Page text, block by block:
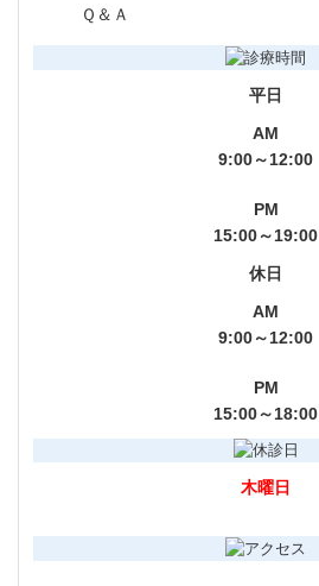
Ｑ＆Ａ
平日
AM
9:00～12:00
PM
15:00～19:00
休日
AM
9:00～12:00
PM
15:00～18:00
木曜日